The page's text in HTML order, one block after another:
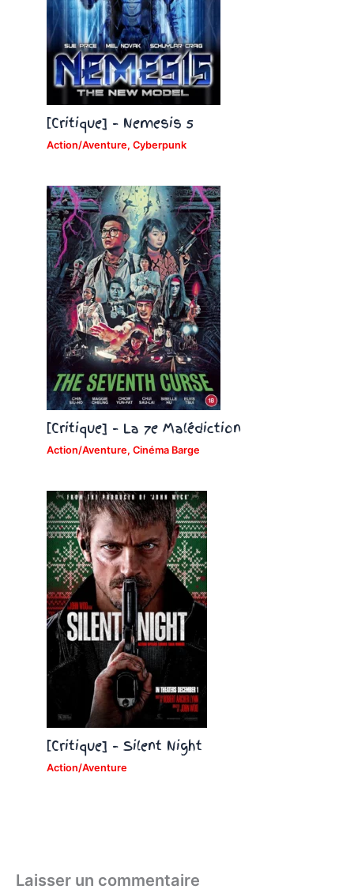
[Critique] – Nemesis 5
Action/Aventure, Cyberpunk
[Critique] – La 7e Malédiction
Action/Aventure, Cinéma Barge
[Critique] – Silent Night
Action/Aventure
Laisser un commentaire